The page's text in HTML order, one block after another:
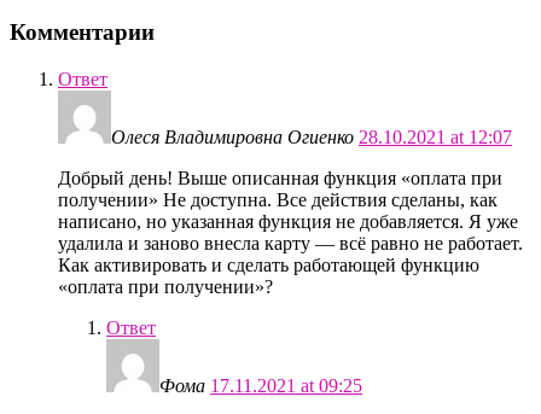
Комментарии
Ответ
Олеся Владимировна Огиенко 28.10.2021 at 12:07
Добрый день! Выше описанная функция «оплата при
получении» Не доступна. Все действия сделаны, как
написано, но указанная функция не добавляется. Я уже
удалила и заново внесла карту — всё равно не работает.
Как активировать и сделать работающей функцию
«оплата при получении»?
Ответ
Фома 17.11.2021 at 09:25